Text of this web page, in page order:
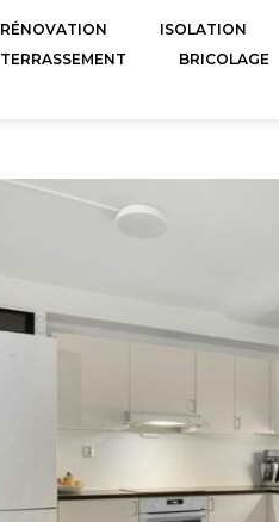
RÉNOVATION ISOLATION
TERRASSEMENT
BRICOLAGE